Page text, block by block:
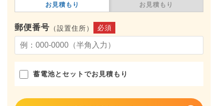
お見積もり
お見積もり
郵便番号 （設置住所） 必須
蓄電池とセットでお見積もり